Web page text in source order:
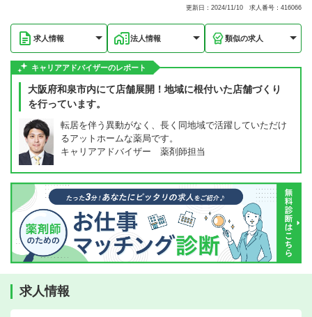
更新日：2024/11/10 求人番号：416066
求人情報 法人情報 類似の求人
キャリアアドバイザーのレポート
大阪府和泉市内にて店舗展開！地域に根付いた店舗づくり
を行っています。
転居を伴う異動がなく、長く同地域で活躍していただけ
るアットホームな薬局です。
キャリアアドバイザー 薬剤師担当
求人情報